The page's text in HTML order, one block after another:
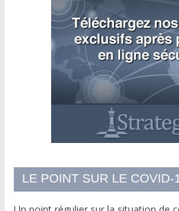
LE POINT SUR LE COVID-